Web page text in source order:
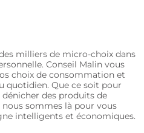
milliers de micro-choix dans
Conseil Malin vous
choix de consommation et
quotidien. Que ce soit pour
des produits de
sommes là pour vous
intelligents et économiques.